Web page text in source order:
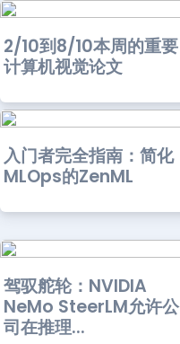
2/10到8/10本周的重要
计算机视觉论文
入门者完全指南：简化
MLOps的ZenML
驾驭舵轮：NVIDIA
NeMo SteerLM允许公
司在推理...